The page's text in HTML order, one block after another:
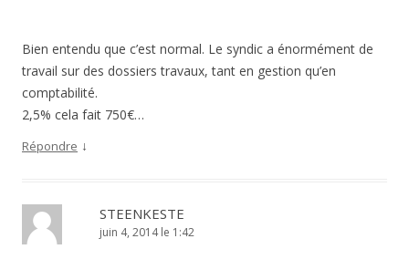
Bien entendu que c’est normal. Le syndic a énormément de
travail sur des dossiers travaux, tant en gestion qu’en
comptabilité.
2,5% cela fait 750€…
Répondre ↓
STEENKESTE
juin 4, 2014 le 1:42